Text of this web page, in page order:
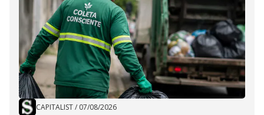
CAPITALIST/ 07/08/2026